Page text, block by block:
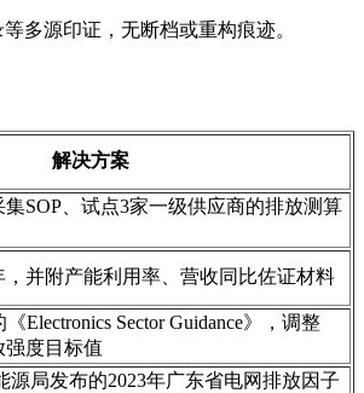
多源印证，无断档或重构痕迹。
解决方案
SOP、试点3家一级供应商的排放测算
，并附产能利用率、营收同比佐证材料
Electronics Sector Guidance》，调整
强度目标值
源局发布的2023年广东省电网排放因子